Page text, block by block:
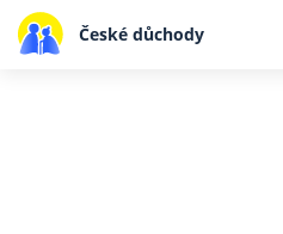
České důchody